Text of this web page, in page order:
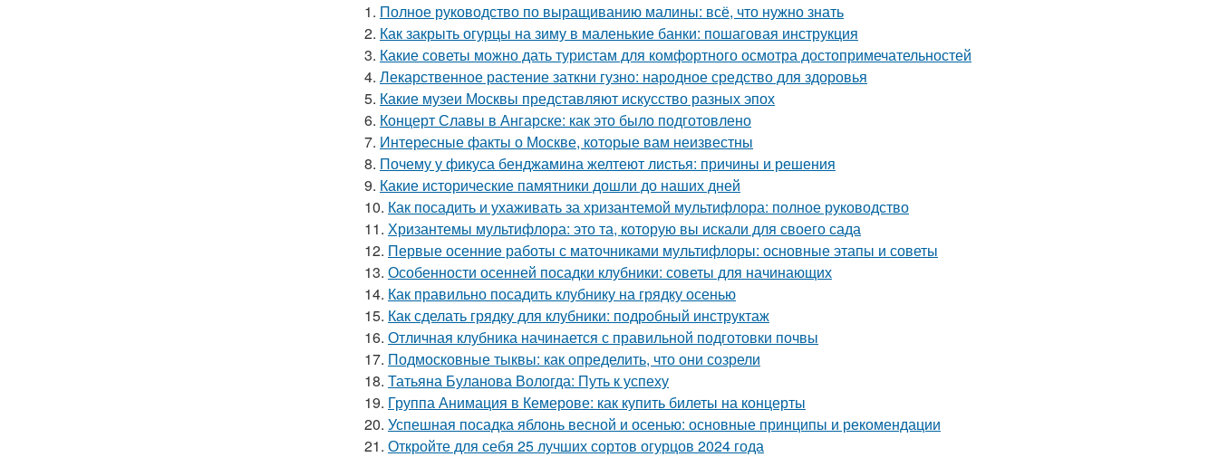
1. Полное руководство по выращиванию малины: всё, что нужно знать
2. Как закрыть огурцы на зиму в маленькие банки: пошаговая инструкция
3. Какие советы можно дать туристам для комфортного осмотра достопримечательностей
4. Лекарственное растение заткни гузно: народное средство для здоровья
5. Какие музеи Москвы представляют искусство разных эпох
6. Концерт Славы в Ангарске: как это было подготовлено
7. Интересные факты о Москве, которые вам неизвестны
8. Почему у фикуса бенджамина желтеют листья: причины и решения
9. Какие исторические памятники дошли до наших дней
10. Как посадить и ухаживать за хризантемой мультифлора: полное руководство
11. Хризантемы мультифлора: это та, которую вы искали для своего сада
12. Первые осенние работы с маточниками мультифлоры: основные этапы и советы
13. Особенности осенней посадки клубники: советы для начинающих
14. Как правильно посадить клубнику на грядку осенью
15. Как сделать грядку для клубники: подробный инструктаж
16. Отличная клубника начинается с правильной подготовки почвы
17. Подмосковные тыквы: как определить, что они созрели
18. Татьяна Буланова Вологда: Путь к успеху
19. Группа Анимация в Кемерове: как купить билеты на концерты
20. Успешная посадка яблонь весной и осенью: основные принципы и рекомендации
21. Откройте для себя 25 лучших сортов огурцов 2024 года